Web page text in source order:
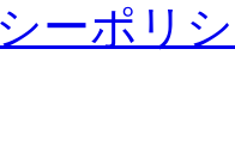
ーポリ